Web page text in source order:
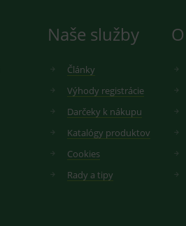
Naše služby
Články
Výhody registrácie
Darčeky k nákupu
Katalógy produktov
Cookies
Rady a tipy
_ga_GXRFBLV37P